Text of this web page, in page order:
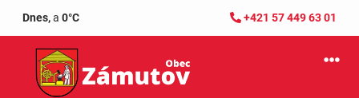
Dnes,a 0°C +421 57 449 63 01